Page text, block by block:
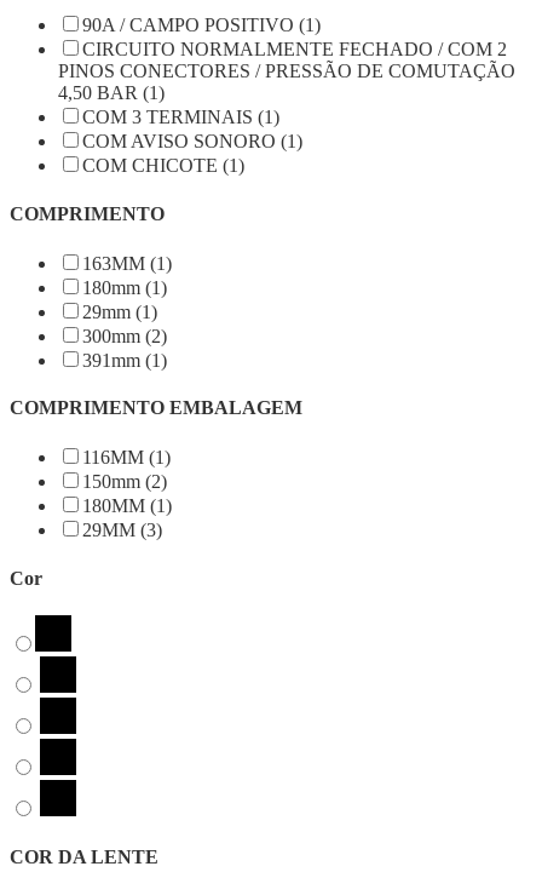
90A / CAMPO POSITIVO (1)
CIRCUITO NORMALMENTE FECHADO / COM 2
PINOS CONECTORES / PRESSÃO DE COMUTAÇÃO
4,50 BAR (1)
COM 3 TERMINAIS (1)
COM AVISO SONORO (1)
COM CHICOTE (1)
COMPRIMENTO
163MM (1)
180mm (1)
29mm (1)
300mm (2)
391mm (1)
COMPRIMENTO EMBALAGEM
116MM (1)
150mm (2)
180MM (1)
29MM (3)
Cor
COR DA LENTE